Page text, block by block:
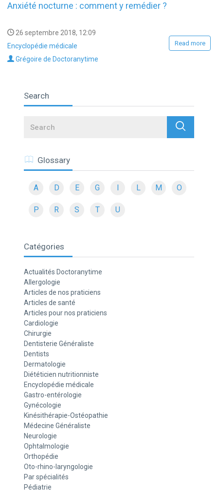
Anxiété nocturne : comment y remédier ?
26 septembre 2018, 12:09
Encyclopédie médicale
Grégoire de Doctoranytime
Read more
Search
Search
Glossary
A D E G L M O
P R S T U
Catégories
Actualités Doctoranytime
Allergologie
Articles de nos praticiens
Articles de santé
Articles pour nos praticiens
Cardiologie
Chirurgie
Dentisterie Généraliste
Dentists
Dermatologie
Diététicien nutritionniste
Encyclopédie médicale
Gastro-entérologie
Gynécologie
Kinésithérapie-Ostéopathie
Médecine Généraliste
Neurologie
Ophtalmologie
Orthopédie
Oto-rhino-laryngologie
Par spécialités
Pédiatrie